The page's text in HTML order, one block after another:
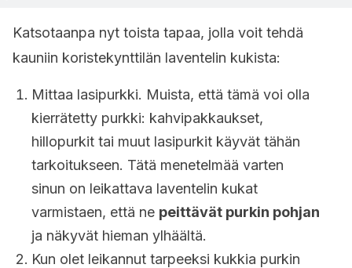
Katsotaanpa nyt toista tapaa, jolla voit tehdä
kauniin koristekynttilän laventelin kukista:
Mittaa lasipurkki. Muista, että tämä voi olla
kierrätetty purkki: kahvipakkaukset,
hillopurkit tai muut lasipurkit käyvät tähän
tarkoitukseen. Tätä menetelmää varten
sinun on leikattava laventelin kukat
varmistaen, että ne peittävät purkin pohjan
ja näkyvät hieman ylhäältä.
Kun olet leikannut tarpeeksi kukkia purkin